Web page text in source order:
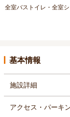
全室バストイレ・全室
基本情報
施設詳細
アクセス・パーキ